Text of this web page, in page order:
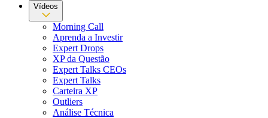
Vídeos
Morning Call
Aprenda a Investir
Expert Drops
XP da Questão
Expert Talks CEOs
Expert Talks
Carteira XP
Outliers
Análise Técnica